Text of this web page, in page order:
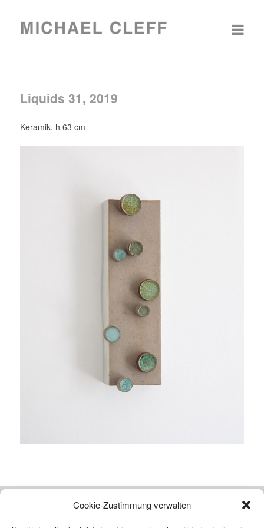
Cookie-Zustimmung verwalten
Liquids 31, 2019
Keramik, h 63 cm